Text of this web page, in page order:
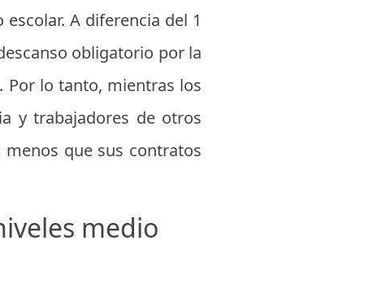
A diferencia del 1
obligatorio por la
Por lo tanto, mientras los
y trabajadores de otros
que sus contratos
medio